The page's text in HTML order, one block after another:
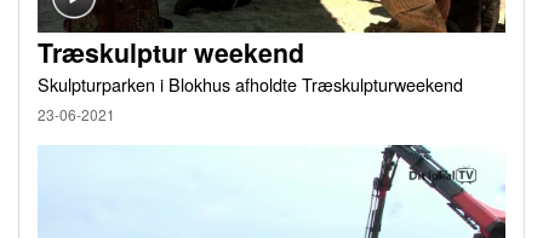
Træskulptur weekend
Skulpturparken i Blokhus afholdte Træskulpturweekend
23-06-2021